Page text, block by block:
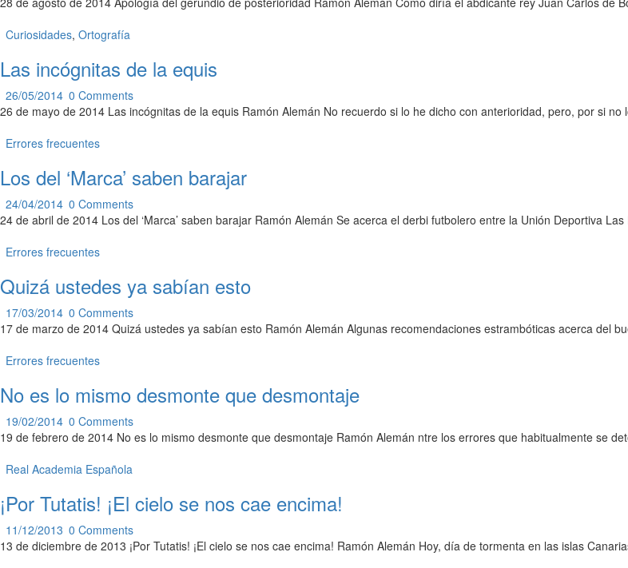
Curiosidades, Ortografía
Las incógnitas de la equis
26/05/2014 0 Comments
26 de mayo de 2014 Las incógnitas de la equis Ramón Alemán No recuerdo si lo he dicho con anterioridad, pero, por si
Errores frecuentes
Los del ‘Marca’ saben barajar
24/04/2014 0 Comments
24 de abril de 2014 Los del ‘Marca’ saben barajar Ramón Alemán Se acerca el derbi futbolero entre la Unión Deportiva
Errores frecuentes
Quizá ustedes ya sabían esto
17/03/2014 0 Comments
17 de marzo de 2014 Quizá ustedes ya sabían esto Ramón Alemán Algunas recomendaciones estrambóticas acerca del
Errores frecuentes
No es lo mismo desmonte que desmontaje
19/02/2014 0 Comments
19 de febrero de 2014 No es lo mismo desmonte que desmontaje Ramón Alemán ntre los errores que habitualmente se
Real Academia Española
¡Por Tutatis! ¡El cielo se nos cae encima!
11/12/2013 0 Comments
13 de diciembre de 2013 ¡Por Tutatis! ¡El cielo se nos cae encima! Ramón Alemán Hoy, día de tormenta en las islas